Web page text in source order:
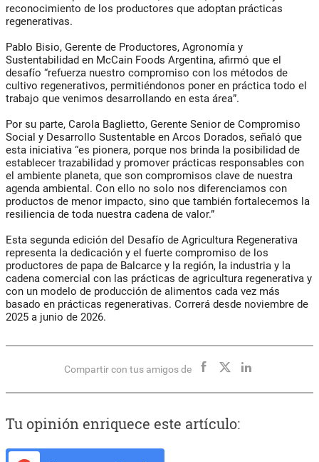
reconocimiento de los productores que adoptan prácticas
regenerativas.
Pablo Bisio, Gerente de Productores, Agronomía y
Sustentabilidad en McCain Foods Argentina, afirmó que el
desafío “refuerza nuestro compromiso con los métodos de
cultivo regenerativos, permitiéndonos poner en práctica todo el
trabajo que venimos desarrollando en esta área”.
Por su parte, Carola Baglietto, Gerente Senior de Compromiso
Social y Desarrollo Sustentable en Arcos Dorados, señaló que
esta iniciativa “es pionera, porque nos brinda la posibilidad de
establecer trazabilidad y promover prácticas responsables con
el ambiente planeta, que son compromisos clave de nuestra
agenda ambiental. Con ello no solo nos diferenciamos con
productos de menor impacto, sino que también fortalecemos la
resiliencia de toda nuestra cadena de valor.”
Esta segunda edición del Desafío de Agricultura Regenerativa
representa la dedicación y el fuerte compromiso de los
productores de papa de Balcarce y la región, la industria y la
cadena comercial con las prácticas de agricultura regenerativa y
con un modelo de producción de alimentos cada vez más
basado en prácticas regenerativas. Correrá desde noviembre de
2025 a junio de 2026.
Compartir con tus amigos de
Tu opinión enriquece este artículo: